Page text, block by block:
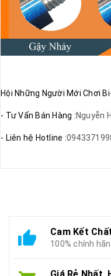
Hội Những Người Mới Chơi
- Tư Vấn Bán Hàng :Nguyễn
- Liên hệ Hotline :
Cam Kết
100% chính